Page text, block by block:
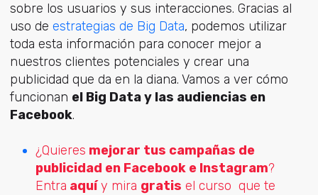
sobre los usuarios y sus interacciones. Gracias al
uso de estrategias de Big Data, podemos utilizar
toda esta información para conocer mejor a
nuestros clientes potenciales y crear una
publicidad que da en la diana. Vamos a ver cómo
funcionan el Big Data y las audiencias en
Facebook.
¿Quieres mejorar tus campañas de
publicidad en Facebook e Instagram?
Entra aquíy mira gratis el curso que te